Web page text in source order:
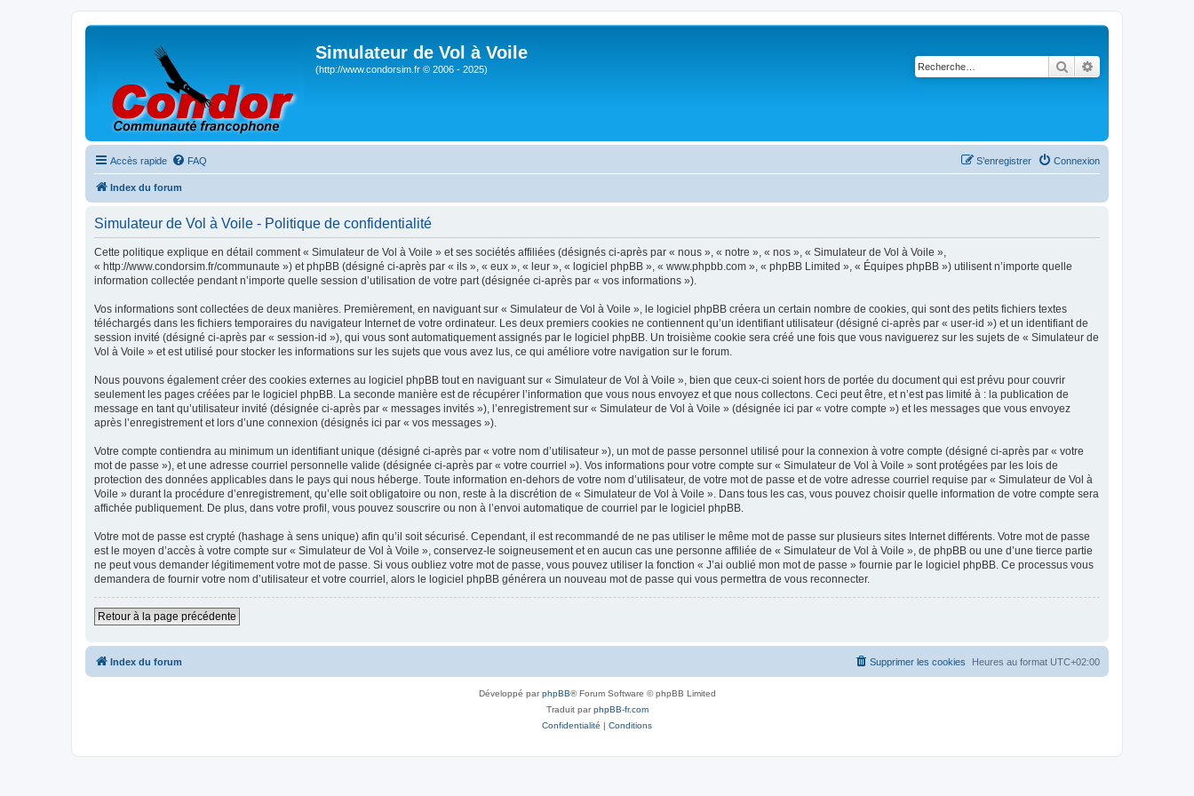
Simulateur de Vol à Voile
(http://www.condorsim.fr © 2006 - 2025) Rechercher
Accès rapide FAQ Connexion
S’enregistrer
Index du forum
Simulateur de Vol à Voile - Politique de confidentialité
Cette politique explique en détail comment « Simulateur de Vol à Voile » et ses sociétés affiliées (désignés ci-après par « nous », « notre », « nos », « Simulateur de Vol à Voile »,
« http://www.condorsim.fr/communaute ») et phpBB (désigné ci-après par « ils », « eux », « leur », « logiciel phpBB », « www.phpbb.com », « phpBB Limited », « Équipes phpBB ») utilisent n’importe quelle
information collectée pendant n’importe quelle session d’utilisation de votre part (désignée ci-après par « vos informations »).
Vos informations sont collectées de deux manières. Premièrement, en naviguant sur « Simulateur de Vol à Voile », le logiciel phpBB créera un certain nombre de cookies, qui sont des petits fichiers textes
téléchargés dans les fichiers temporaires du navigateur Internet de votre ordinateur. Les deux premiers cookies ne contiennent qu’un identifiant utilisateur (désigné ci-après par « user-id ») et un identifiant de
session invité (désigné ci-après par « session-id »), qui vous sont automatiquement assignés par le logiciel phpBB. Un troisième cookie sera créé une fois que vous naviguerez sur les sujets de « Simulateur de
Vol à Voile » et est utilisé pour stocker les informations sur les sujets que vous avez lus, ce qui améliore votre navigation sur le forum.
Nous pouvons également créer des cookies externes au logiciel phpBB tout en naviguant sur « Simulateur de Vol à Voile », bien que ceux-ci soient hors de portée du document qui est prévu pour couvrir
seulement les pages créées par le logiciel phpBB. La seconde manière est de récupérer l’information que vous nous envoyez et que nous collectons. Ceci peut être, et n’est pas limité à : la publication de
message en tant qu’utilisateur invité (désignée ci-après par « messages invités »), l’enregistrement sur « Simulateur de Vol à Voile » (désignée ici par « votre compte ») et les messages que vous envoyez
après l’enregistrement et lors d’une connexion (désignés ici par « vos messages »).
Votre compte contiendra au minimum un identifiant unique (désigné ci-après par « votre nom d’utilisateur »), un mot de passe personnel utilisé pour la connexion à votre compte (désigné ci-après par « votre
mot de passe »), et une adresse courriel personnelle valide (désignée ci-après par « votre courriel »). Vos informations pour votre compte sur « Simulateur de Vol à Voile » sont protégées par les lois de
protection des données applicables dans le pays qui nous héberge. Toute information en-dehors de votre nom d’utilisateur, de votre mot de passe et de votre adresse courriel requise par « Simulateur de Vol à
Voile » durant la procédure d’enregistrement, qu’elle soit obligatoire ou non, reste à la discrétion de « Simulateur de Vol à Voile ». Dans tous les cas, vous pouvez choisir quelle information de votre compte sera
affichée publiquement. De plus, dans votre profil, vous pouvez souscrire ou non à l’envoi automatique de courriel par le logiciel phpBB.
Votre mot de passe est crypté (hashage à sens unique) afin qu’il soit sécurisé. Cependant, il est recommandé de ne pas utiliser le même mot de passe sur plusieurs sites Internet différents. Votre mot de passe
est le moyen d’accès à votre compte sur « Simulateur de Vol à Voile », conservez-le soigneusement et en aucun cas une personne affiliée de « Simulateur de Vol à Voile », de phpBB ou une d’une tierce partie
ne peut vous demander légitimement votre mot de passe. Si vous oubliez votre mot de passe, vous pouvez utiliser la fonction « J’ai oublié mon mot de passe » fournie par le logiciel phpBB. Ce processus vous
demandera de fournir votre nom d’utilisateur et votre courriel, alors le logiciel phpBB générera un nouveau mot de passe qui vous permettra de vous reconnecter.
Retour à la page précédente
Index du forum Heures au format UTC+02:00
Supprimer les cookies
Développé parphpBB® Forum Software © phpBB Limited
Traduit parphpBB-fr.com
Confidentialité | Conditions